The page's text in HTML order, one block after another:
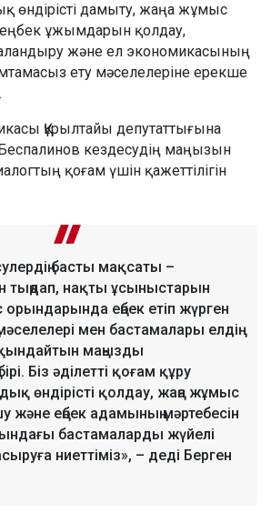
өндірісті дамыту, жаңа жұмыс
ұжымдарын қолдау,
және ел экономикасының
ету мәселелеріне ерекше
Құрылтайы депутаттығына
кездесудің маңызын
қоғам үшін қажеттілігін
басты мақсаты –
тыңдап, нақты ұсыныстарын
орындарында еңбек етіп жүрген
мен бастамалары елдің
маңызды
Біз әділетті қоғам құру
өндірісті қолдау, жаңа жұмыс
еңбек адамының мәртебесін
бастамаларды жүйелі
ниеттіміз», – деді Берген